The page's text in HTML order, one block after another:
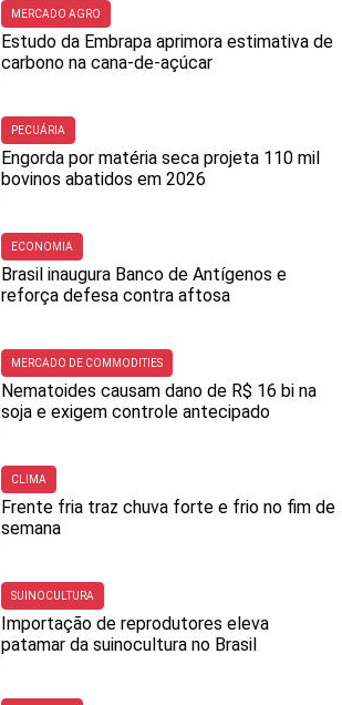
MERCADO AGRO
Estudo da Embrapa aprimora estimativa de
carbono na cana-de-açúcar
PECUÁRIA
Engorda por matéria seca projeta 110 mil
bovinos abatidos em 2026
ECONOMIA
Brasil inaugura Banco de Antígenos e
reforça defesa contra aftosa
MERCADO DE COMMODITIES
Nematoides causam dano de R$ 16 bi na
soja e exigem controle antecipado
CLIMA
Frente fria traz chuva forte e frio no fim de
semana
SUINOCULTURA
Importação de reprodutores eleva
patamar da suinocultura no Brasil